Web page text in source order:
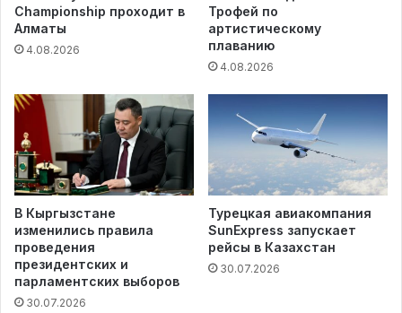
Championship проходит в
Алматы
4.08.2026
Трофей по
артистическому
плаванию
4.08.2026
В Кыргызстане
изменились правила
проведения
президентских и
парламентских выборов
30.07.2026
Турецкая авиакомпания
SunExpress запускает
рейсы в Казахстан
30.07.2026